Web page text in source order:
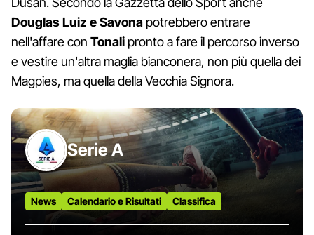
Douglas Luiz e Savona potrebbero entrare
nell'affare con Tonali pronto a fare il percorso inverso
e vestire un'altra maglia bianconera, non più quella dei
Magpies, ma quella della Vecchia Signora.
Serie A
News Calendario e Risultati Classifica